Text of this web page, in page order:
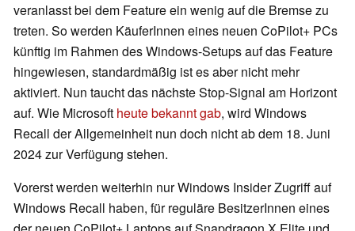
veranlasst bei dem Feature ein wenig auf die Bremse zu
treten. So werden KäuferInnen eines neuen CoPilot+ PCs
künftig im Rahmen des Windows-Setups auf das Feature
hingewiesen, standardmäßig ist es aber nicht mehr
aktiviert. Nun taucht das nächste Stop-Signal am Horizont
auf. Wie Microsoft heute bekannt gab, wird Windows
Recall der Allgemeinheit nun doch nicht ab dem 18. Juni
2024 zur Verfügung stehen.
Vorerst werden weiterhin nur Windows Insider Zugriff auf
Windows Recall haben, für reguläre BesitzerInnen eines